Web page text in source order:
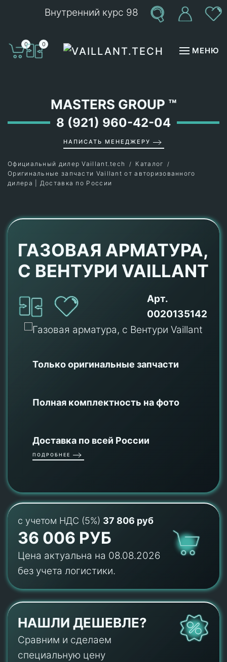
Внутренний курс 98
0 0
МЕНЮ
MASTERS GROUP ™
8 (921) 960-42-04
НАПИСАТЬ МЕНЕДЖЕРУ
Официальный дилер Vaillant.tech
Каталог
Оригинальные запчасти Vaillant от авторизованного
дилера | Доставка по России
ГАЗОВАЯ АРМАТУРА,
С ВЕНТУРИ VAILLANT
Арт.
0020135142
Только оригинальные запчасти
Полная комплектность на фото
Доставка по всей России
ПОДРОБНЕЕ
с учетом НДС (5%) 37 806 руб
36 006 РУБ
Цена актуальна на 08.08.2026
без учета логистики.
НАШЛИ ДЕШЕВЛЕ?
Сравним и сделаем
специальную цену